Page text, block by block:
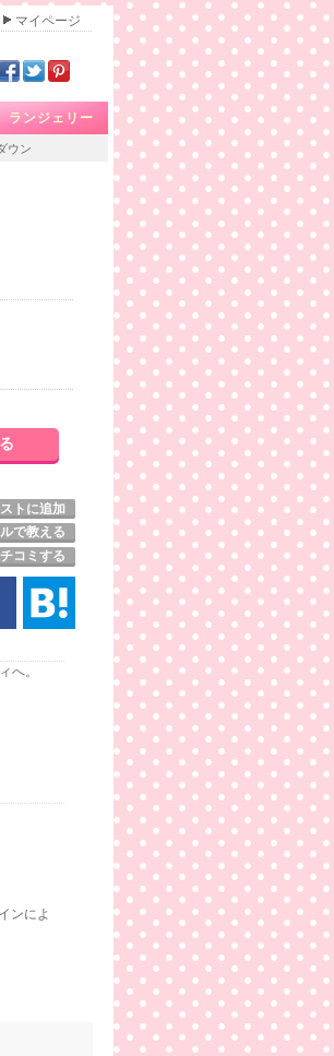
マイページ
ランジェリー
ウン
トに追加
で教える
コミする
へ。
ンによ